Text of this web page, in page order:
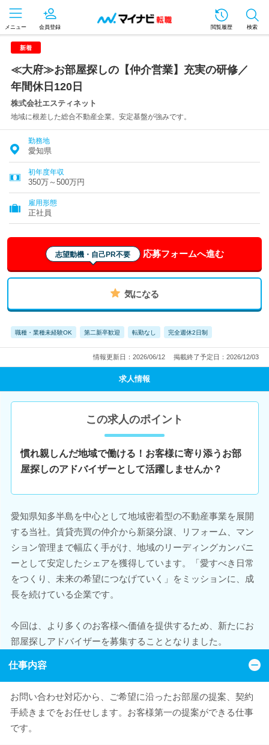
メニュー 会員登録 閲覧履歴 検索
新着
≪大府≫お部屋探しの【仲介営業】充実の研修／
年間休日120日
株式会社エスティネット
地域に根差した総合不動産企業。安定基盤が強みです。
勤務地
愛知県
初年度年収
350万～500万円
雇用形態
正社員
志望動機・自己PR不要 応募フォームへ進む
気になる
職種・業種未経験OK 第二新卒歓迎 転勤なし 完全週休2日制
情報更新日：2026/06/12 掲載終了予定日：2026/12/03
求人情報
この求人のポイント
慣れ親しんだ地域で働ける！お客様に寄り添うお部
屋探しのアドバイザーとして活躍しませんか？
愛知県知多半島を中心として地域密着型の不動産事業を展開
する当社。賃貸売買の仲介から新築分譲、リフォーム、マン
ション管理まで幅広く手がけ、地域のリーディングカンパニ
ーとして安定したシェアを獲得しています。「愛すべき日常
をつくり、未来の希望につなげていく」をミッションに、成
長を続けている企業です。
今回は、より多くのお客様へ価値を提供するため、新たにお
部屋探しアドバイザーを募集することとなりました。
仕事内容
お問い合わせ対応から、ご希望に沿ったお部屋の提案、契約
手続きまでをお任せします。お客様第一の提案ができる仕事
です。